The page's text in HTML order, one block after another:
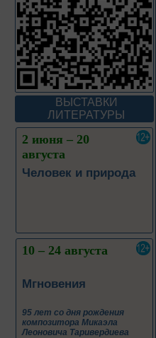
ВЫСТАВКИ
ЛИТЕРАТУРЫ
3 – 17 августа
Век Аполлинария
К 170-летию со дня рождения
живописца
А. М. Васнецова
2 июня – 20
августа
Человек и природа
10 – 24 августа
Мгновения
95 лет со дня рождения
композитора Микаэла
Леоновича Таривердиева